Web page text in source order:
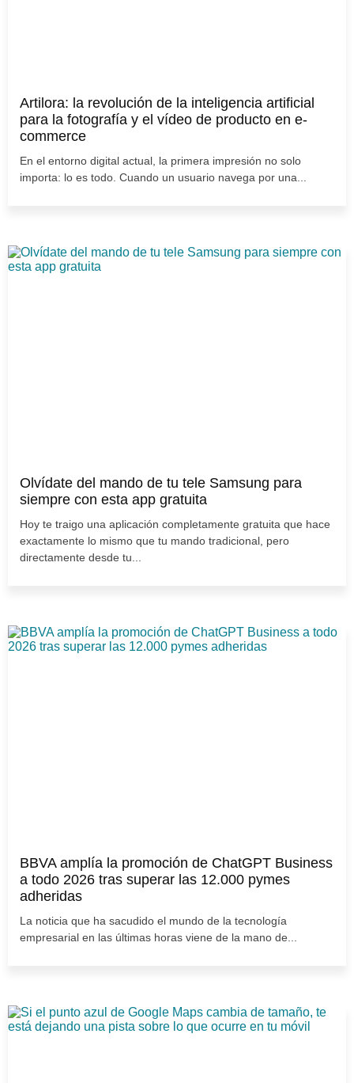
Artilora: la revolución de la inteligencia artificial
para la fotografía y el vídeo de producto en e-
commerce
En el entorno digital actual, la primera impresión no solo
importa: lo es todo. Cuando un usuario navega por una...
Olvídate del mando de tu tele Samsung para
siempre con esta app gratuita
Hoy te traigo una aplicación completamente gratuita que hace
exactamente lo mismo que tu mando tradicional, pero
directamente desde tu...
BBVA amplía la promoción de ChatGPT Business
a todo 2026 tras superar las 12.000 pymes
adheridas
La noticia que ha sacudido el mundo de la tecnología
empresarial en las últimas horas viene de la mano de...